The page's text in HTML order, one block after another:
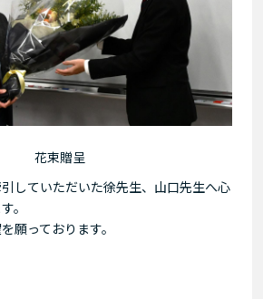
花束贈呈
していただいた徐先生、山口先生へ心
。
願っております。